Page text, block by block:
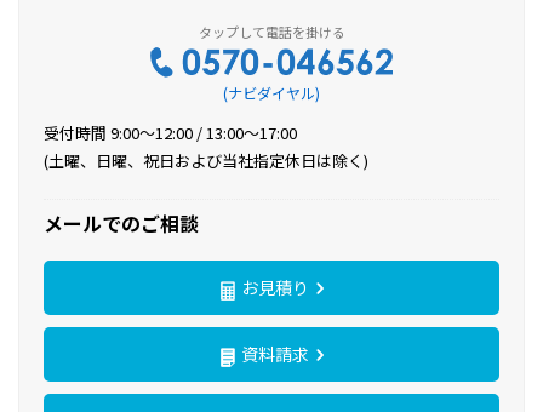
(ナビダイヤル)
受付時間 9:00〜12:00 / 13:00〜17:00
(土曜、日曜、祝日および当社指定休日は除く)
メールでのご相談
お見積り
資料請求